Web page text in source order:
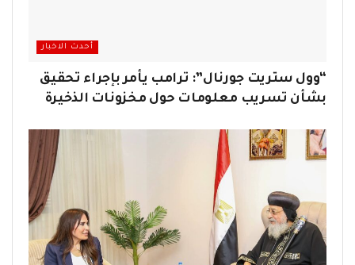
أحدث الاخبار
“وول ستريت جورنال”: ترامب يأمر بإجراء تحقيق
بشأن تسريب معلومات حول مخزونات الذخيرة